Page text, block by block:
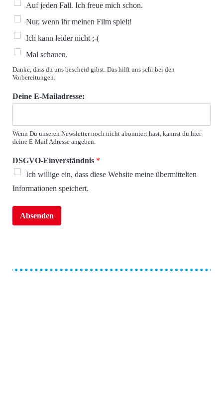
Auf jeden Fall. Ich freue mich schon.
Nur, wenn ihr meinen Film spielt!
Ich kann leider nicht ;-(
Mal schauen.
Danke, dass du uns bescheid gibst. Das hilft uns sehr bei den
Vorbereitungen.
Deine E-Mailadresse:
Wenn Du unseren Newsletter noch nicht abonniert hast, kannst du hier
deine E-Mail Adresse angeben.
DSGVO-Einverständnis *
Ich willige ein, dass diese Website meine übermittelten
Informationen speichert.
Absenden